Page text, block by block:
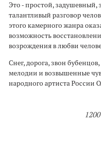
Это - простой,
талантливый разговор
этого камерного жанра
возможность
возрождения в любви
Снег, дорога, звон
мелодии и возвышенные
народного артиста России